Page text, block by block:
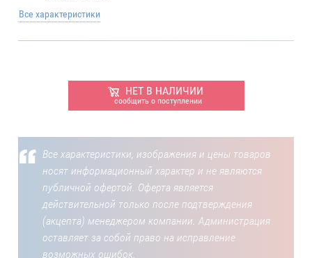
Все характеристики
НЕТ В НАЛИЧИИ
сообщить о поступлении
Все характеристики, изображения и цены товаров
носят информационный характер и не являются
публичной офертой. Оферта является
действительной только после подтверждения
(акцепта) менеджером компании. Администрация
оставляет за собой право на исправление
возможных ошибок.